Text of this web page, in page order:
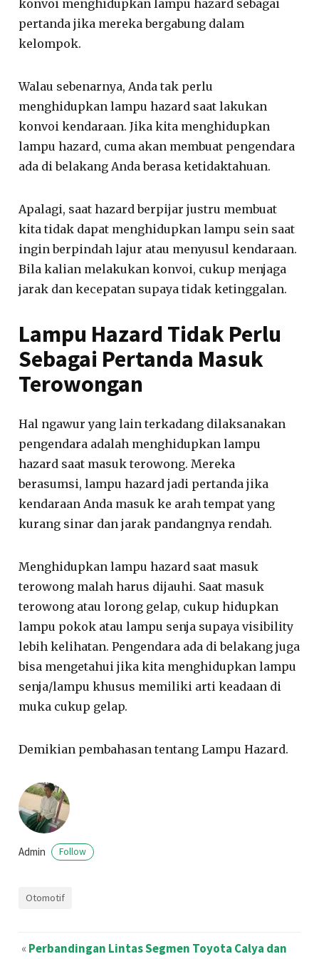
konvoi menghidupkan lampu hazard sebagai
pertanda jika mereka bergabung dalam
kelompok.
Walau sebenarnya, Anda tak perlu
menghidupkan lampu hazard saat lakukan
konvoi kendaraan. Jika kita menghidupkan
lampu hazard, cuma akan membuat pengendara
ada di belakang Anda berasa ketidaktahuan.
Apalagi, saat hazard berpijar justru membuat
kita tidak dapat menghidupkan lampu sein saat
ingin berpindah lajur atau menyusul kendaraan.
Bila kalian melakukan konvoi, cukup menjaga
jarak dan kecepatan supaya tidak ketinggalan.
Lampu Hazard Tidak Perlu
Sebagai Pertanda Masuk
Terowongan
Hal ngawur yang lain terkadang dilaksanakan
pengendara adalah menghidupkan lampu
hazard saat masuk terowong. Mereka
berasumsi, lampu hazard jadi pertanda jika
kendaraan Anda masuk ke arah tempat yang
kurang sinar dan jarak pandangnya rendah.
Menghidupkan lampu hazard saat masuk
terowong malah harus dijauhi. Saat masuk
terowong atau lorong gelap, cukup hidupkan
lampu pokok atau lampu senja supaya visibility
lebih kelihatan. Pengendara ada di belakang juga
bisa mengetahui jika kita menghidupkan lampu
senja/lampu khusus memiliki arti keadaan di
muka cukup gelap.
Demikian pembahasan tentang Lampu Hazard.
Admin Follow
Otomotif
«Perbandingan Lintas Segmen Toyota Calya dan